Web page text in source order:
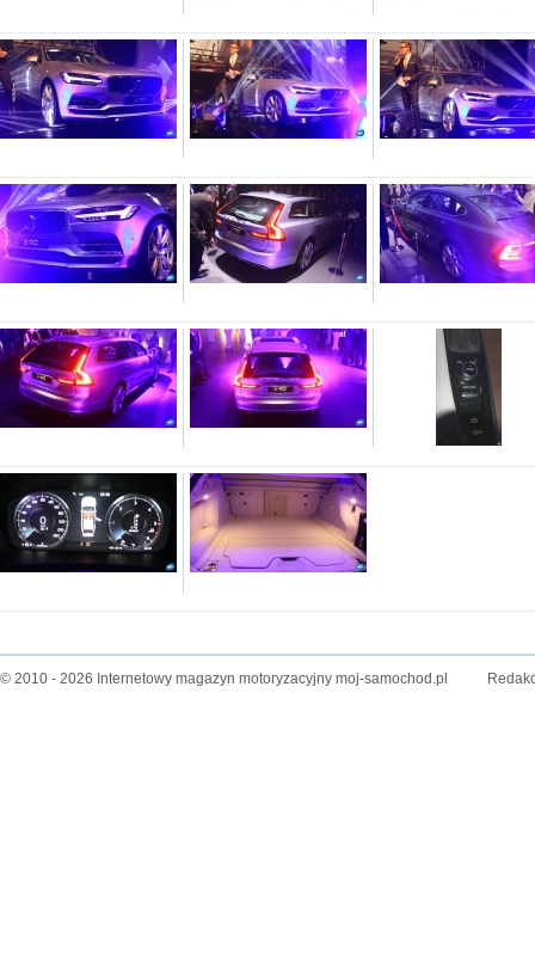
© 2010 - 2026 Internetowy magazyn motoryzacyjny moj-samochod.pl